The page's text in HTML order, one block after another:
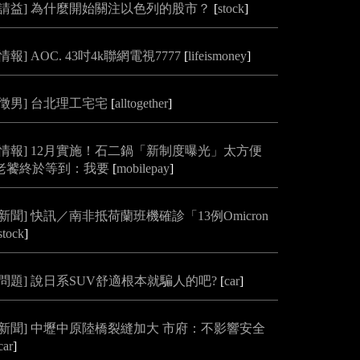
益] 為什麼開始關注以色列的股市？ [stock]
報] AOC. 43吋4k聯網電視7777 [lifeismoney]
男] 台北理工宅宅 [alltogether]
報] 12月實施！石二鍋「新制度曝光」太方便
饕終於等到：我要 [mobilepay]
聞] 快訊／南非抵荷蘭班機確診「13例Omicron
]
題] 說日系SUV舒適根本就騙人的吧? [car]
聞] 中壢中原陸橋裂縫加大 市府：不影響安全
]